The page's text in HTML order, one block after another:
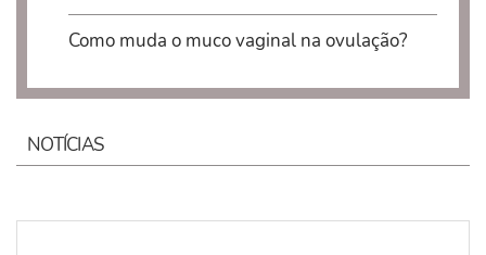
Como muda o muco vaginal na ovulação?
NOTÍCIAS